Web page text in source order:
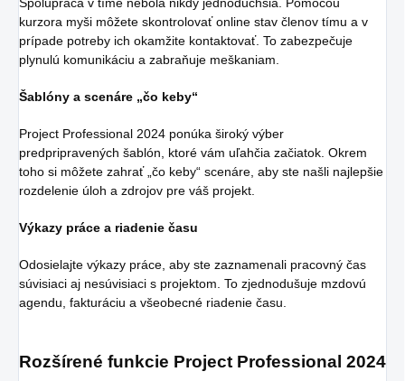
Spolupráca v tíme nebola nikdy jednoduchšia. Pomocou
kurzora myši môžete skontrolovať online stav členov tímu a v
prípade potreby ich okamžite kontaktovať. To zabezpečuje
plynulú komunikáciu a zabraňuje meškaniam.
Šablóny a scenáre „čo keby“
Project Professional 2024 ponúka široký výber
predpripravených šablón, ktoré vám uľahčia začiatok. Okrem
toho si môžete zahrať „čo keby“ scenáre, aby ste našli najlepšie
rozdelenie úloh a zdrojov pre váš projekt.
Výkazy práce a riadenie času
Odosielajte výkazy práce, aby ste zaznamenali pracovný čas
súvisiaci aj nesúvisiaci s projektom. To zjednodušuje mzdovú
agendu, fakturáciu a všeobecné riadenie času.
Rozšírené funkcie Project Professional 2024